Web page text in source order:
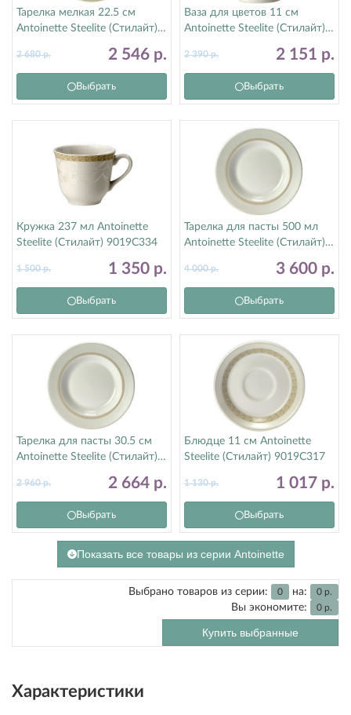
Тарелка мелкая 22.5 см
Antoinette Steelite (Стилайт)
2 546 р.
2 680р.
Выбрать
Ваза для цветов 11 см
Antoinette Steelite (Стилайт)
2 151 р.
2 390р.
Выбрать
Кружка 237 мл Antoinette
Steelite (Стилайт) 9019C334
1 350 р.
1 500р.
Выбрать
Тарелка для пасты 500 мл
Antoinette Steelite (Стилайт)
3 600 р.
4 000р.
Выбрать
Тарелка для пасты 30.5 см
Antoinette Steelite (Стилайт)
2 664 р.
2 960р.
Выбрать
Блюдце 11 см Antoinette
Steelite (Стилайт) 9019C317
1 017 р.
1 130р.
Выбрать
Показать все товары из серии Antoinette
Выбрано товаров из серии: 0 на: 0 р.
Вы экономите: 0 р.
Купить выбранные
Характеристики